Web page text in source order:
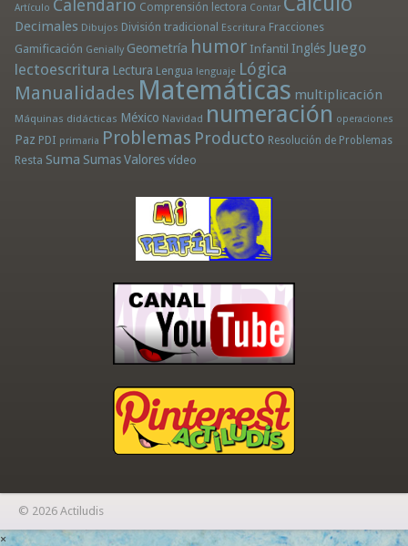
Artículo Calendario Comprensión lectora Contar
Decimales Dibujos División tradicional Escritura Fracciones
Gamificación Genially Geometría humor Infantil Inglés Juego
lectoescritura Lectura Lengua lenguaje Lógica
Manualidades Matemáticas multiplicación
Máquinas didácticas México Navidad numeración operaciones
Paz PDI primaria Problemas Producto Resolución de Problemas
Resta Suma Sumas Valores vídeo
© 2026 Actiludis
×